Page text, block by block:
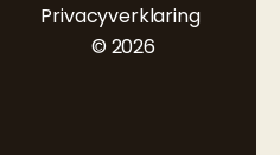
Privacyverklaring
© 2026